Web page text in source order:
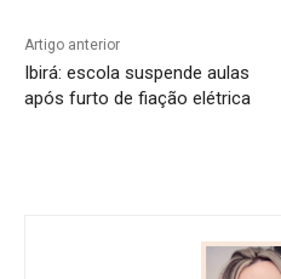
Artigo anterior
Ibirá: escola suspende aulas
após furto de fiação elétrica